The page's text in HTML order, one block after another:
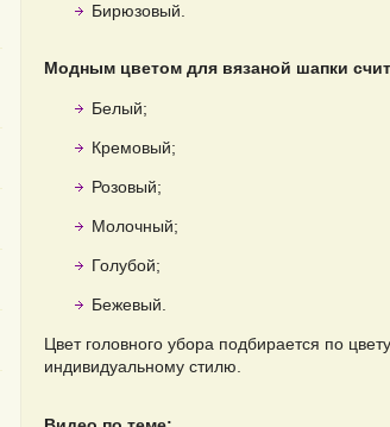
Бирюзовый.
Модным цветом для вязаной шапки
Белый;
Кремовый;
Розовый;
Молочный;
Голубой;
Бежевый.
Цвет головного убора подбирается по
индивидуальному стилю.